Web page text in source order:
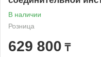
В наличии
Розница
629 800 ₸